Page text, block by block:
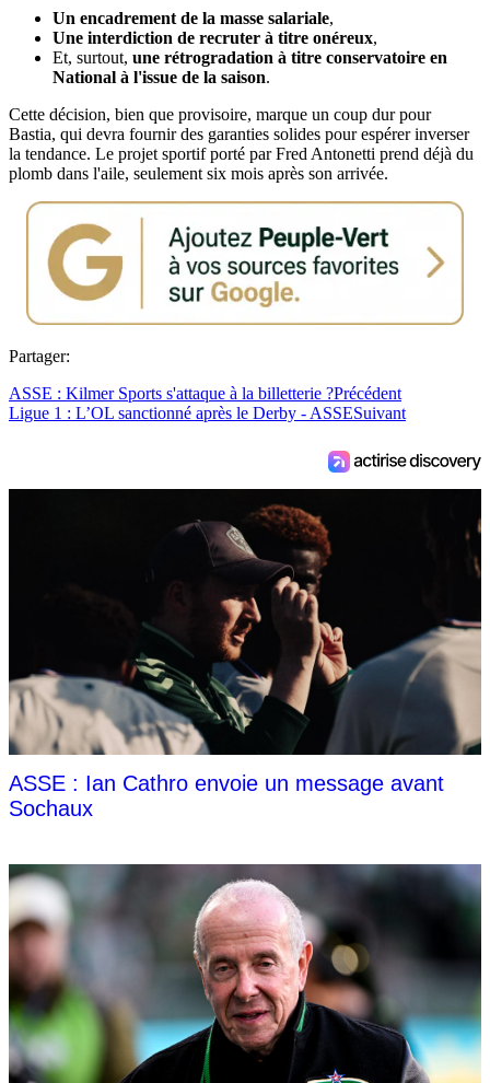
Un encadrement de la masse salariale,
Une interdiction de recruter à titre onéreux,
Et, surtout, une rétrogradation à titre conservatoire en
National à l'issue de la saison.
Cette décision, bien que provisoire, marque un coup dur pour
Bastia, qui devra fournir des garanties solides pour espérer inverser
la tendance. Le projet sportif porté par Fred Antonetti prend déjà du
plomb dans l'aile, seulement six mois après son arrivée.
Partager:
ASSE : Kilmer Sports s'attaque à la billetterie ?Précédent
Ligue 1 : L’OL sanctionné après le Derby - ASSESuivant
ASSE : Ian Cathro envoie un message avant
Sochaux